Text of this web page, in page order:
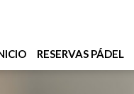
RESERVAS PÁDEL